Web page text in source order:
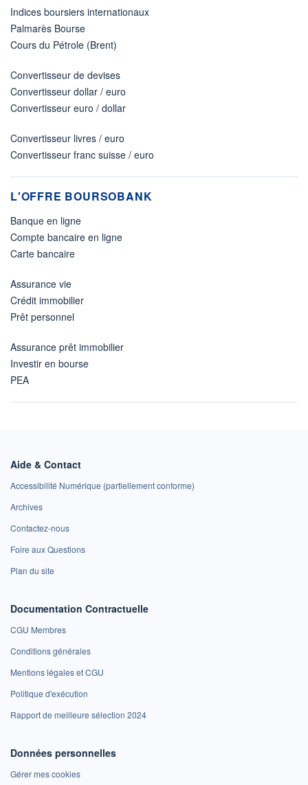
Indices boursiers internationaux
Palmarès Bourse
Cours du Pétrole (Brent)
Convertisseur de devises
Convertisseur dollar / euro
Convertisseur euro / dollar
Convertisseur livres / euro
Convertisseur franc suisse / euro
L'OFFRE BOURSOBANK
Banque en ligne
Compte bancaire en ligne
Carte bancaire
Assurance vie
Crédit immobilier
Prêt personnel
Assurance prêt immobilier
Investir en bourse
PEA
Aide & Contact
Accessibilité Numérique (partiellement conforme)
Archives
Contactez-nous
Foire aux Questions
Plan du site
Documentation Contractuelle
CGU Membres
Conditions générales
Mentions légales et CGU
Politique d'exécution
Rapport de meilleure sélection 2024
Données personnelles
Gérer mes cookies